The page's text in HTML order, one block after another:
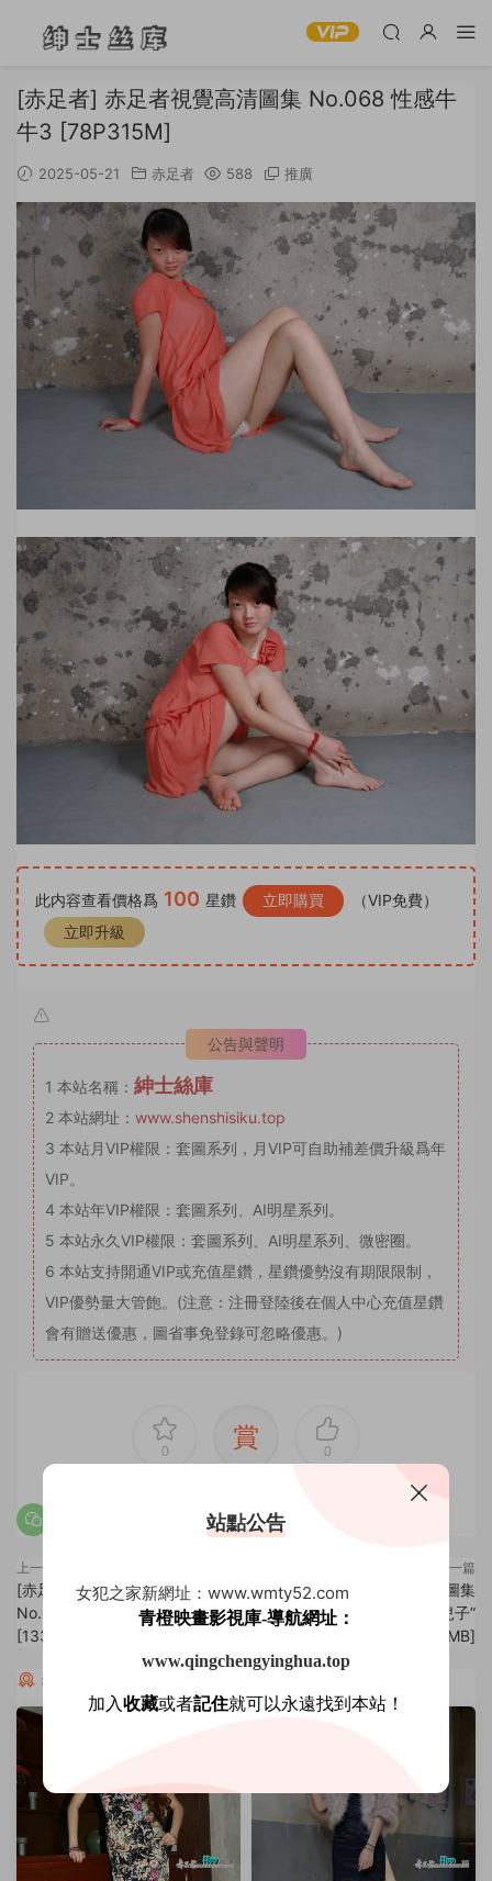
[赤足者] 赤足者視覺高清圖集 No.068 性感牛
牛3 [78P315M]
2025-05-21 赤足者 588 推廣
此内容查看價格爲 100 星鑽 立即購買
（VIP免費）
立即升級
公告與聲明
1 本站名稱： 紳士絲庫
2 本站網址： www.shenshisiku.top
3 本站月VIP權限：套圖系列，月VIP可自助補差價升級爲年
VIP。
4 本站年VIP權限：套圖系列、AI明星系列。
5 本站永久VIP權限：套圖系列、AI明星系列、微密圈。
6 本站支持開通VIP或充值星鑽，星鑽優勢沒有期限限制，
VIP優勢量大管飽。(注意：注冊登陸後在個人中心充值星鑽
會有贈送優惠，圖省事免登錄可忽略優惠。)
0 賞 0
上一篇
[赤足者] 赤足者視覺高清圖集
No.067 百裏挑一 嘉賓-小鹿
[133P704MB]
下一篇
[赤足者] 赤足者視覺高清圖集
No.069 海倫和她的寶貝“兒子”
[138P601MB]
猜你喜歡
站點公告
女犯之家新網址：www.wmty52.com
青橙映畫影視庫-導航網址：
www.qingchengyinghua.top
加入收藏或者記住就可以永遠找到本站！